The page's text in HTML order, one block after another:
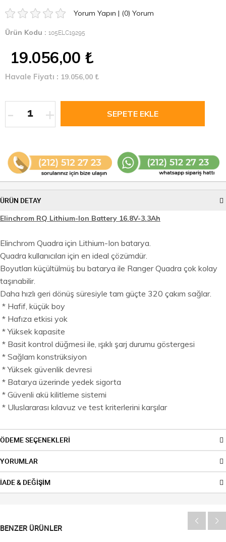
Yorum Yapın | (0) Yorum
Ürün Kodu : 105ELC19295
19.056,00 ₺
Havale Fiyatı : 19.056,00 ₺
+
-
ÜRÜN DETAY
Elinchrom RQ Lithium-Ion Battery 16.8V-3.3Ah
Elinchrom Quadra için Lithium-Ion batarya.
Quadra kullanıcıları için en ideal çözümdür.
Boyutları küçültülmüş bu batarya ile Ranger Quadra çok kolay
taşınabilir.
Daha hızlı geri dönüş süresiyle tam güçte 320 çakım sağlar.
* Hafif, küçük boy
* Hafıza etkisi yok
* Yüksek kapasite
* Basit kontrol düğmesi ile, ışıklı şarj durumu göstergesi
* Sağlam konstrüksiyon
* Yüksek güvenlik devresi
* Batarya üzerinde yedek sigorta
* Güvenli akü kilitleme sistemi
* Uluslararası kılavuz ve test kriterlerini karşılar
ÖDEME SEÇENEKLERİ
YORUMLAR
İADE & DEĞİŞİM
BENZER ÜRÜNLER